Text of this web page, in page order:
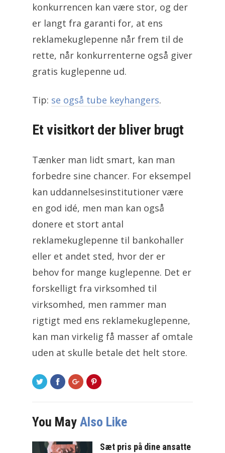
konkurrencen kan være stor, og der
er langt fra garanti for, at ens
reklamekuglepenne når frem til de
rette, når konkurrenterne også giver
gratis kuglepenne ud.
Tip: se også tube keyhangers.
Et visitkort der bliver brugt
Tænker man lidt smart, kan man
forbedre sine chancer. For eksempel
kan uddannelsesinstitutioner være
en god idé, men man kan også
donere et stort antal
reklamekuglepenne til bankohaller
eller et andet sted, hvor der er
behov for mange kuglepenne. Det er
forskelligt fra virksomhed til
virksomhed, men rammer man
rigtigt med ens reklamekuglepenne,
kan man virkelig få masser af omtale
uden at skulle betale det helt store.
You May Also Like
Sæt pris på dine ansatte